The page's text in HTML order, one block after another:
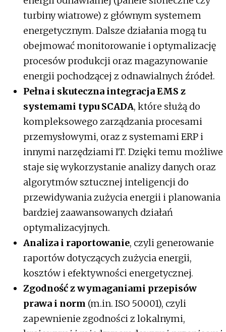
turbiny wiatrowe) z głównym systemem
energetycznym. Dalsze działania mogą tu
obejmować monitorowanie i optymalizację
procesów produkcji oraz magazynowanie
energii pochodzącej z odnawialnych źródeł.
Pełna i skuteczna integracja EMS z
systemami typu SCADA, które służą do
kompleksowego zarządzania procesami
przemysłowymi, oraz z systemami ERP i
innymi narzędziami IT. Dzięki temu możliwe
staje się wykorzystanie analizy danych oraz
algorytmów sztucznej inteligencji do
przewidywania zużycia energii i planowania
bardziej zaawansowanych działań
optymalizacyjnych.
Analiza i raportowanie, czyli generowanie
raportów dotyczących zużycia energii,
kosztów i efektywności energetycznej.
Zgodność z wymaganiami przepisów
prawa i norm (m.in. ISO 50001), czyli
zapewnienie zgodności z lokalnymi,